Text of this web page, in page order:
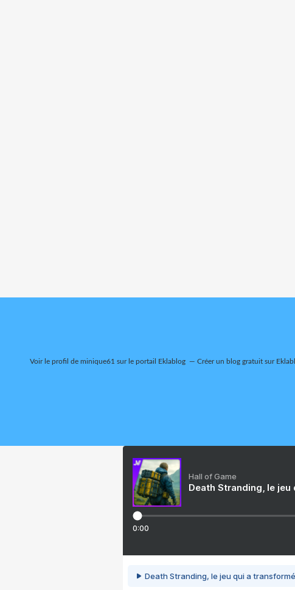
Voir le profil de minique61 sur le portail Eklablog Créer un blog gratuit sur
Hall of Game
Death Stranding, le
0:00
Death Stranding, le jeu qui a